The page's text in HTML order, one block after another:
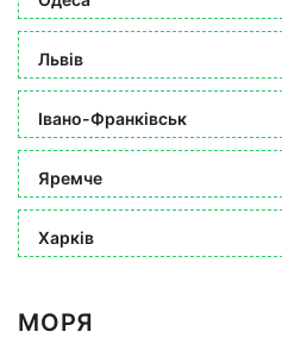
Львів
Івано-Франківськ
Яремче
Харків
МОРЯ